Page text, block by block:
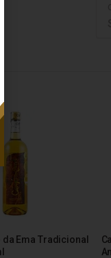
Ema Tradicional